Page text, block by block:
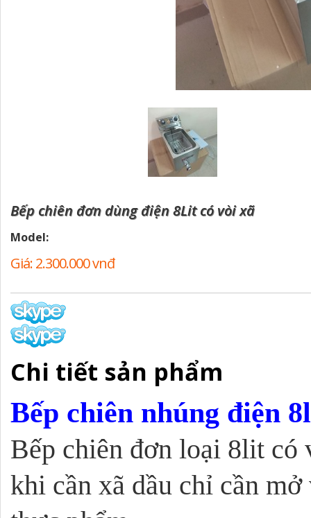
Bếp chiên đơn dùng điện 8Lit có vòi xã
Model:
Giá: 2.300.000 vnđ
Chi tiết sản phẩm
Bếp chiên nhúng điện
Bếp chiên đơn loại 8lit có
khi cần xã dầu chỉ cần